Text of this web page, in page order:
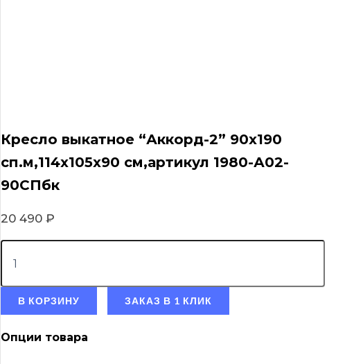
Кресло выкатное “Аккорд-2” 90х190
сп.м,114х105х90 см,артикул 1980-А02-
90СПбк
20 490₽
В КОРЗИНУ ЗАКАЗ В 1 КЛИК
Опции товара